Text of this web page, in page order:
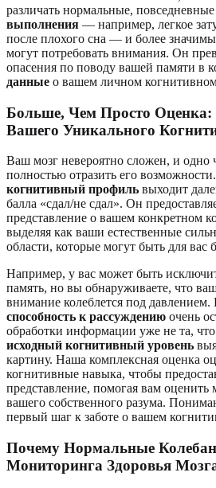
различать нормальные,
выполнения — например, легкое
после плохого сна — и более
могут потребовать внимания. Он
опасения по поводу вашей памяти в
данные о вашем личном когнитивном
Больше, Чем Просто
Вашего Уникального
Ваш мозг невероятно сложен, и одно
полностью отразить его возможности.
когнитивный профиль выходит
балла «сдал/не сдал». Он
представление о вашем конкретном
выделяя как ваши естественные
области, которые могут быть для вас
Например, у вас может быть
память, но вы обнаруживаете, что
внимание колеблется под
способность к рассуждению очень
обработки информации уже не та,
исходный когнитивный уровень
картину. Наша комплексная оценка
когнитивные навыка, чтобы
представление, помогая вам
вашего собственного разума.
первый шаг к заботе о вашем
Почему Нормальные
Мониторинга Здоровья